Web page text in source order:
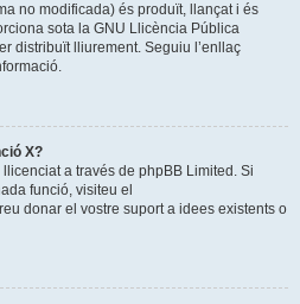
no modificada) és produït, llançat i és
sota la GNU Llicència Pública
distribuït lliurement. Seguiu l’enllaç
X?
a través de phpBB Limited. Si
funció, visiteu el
donar el vostre suport a idees existents o